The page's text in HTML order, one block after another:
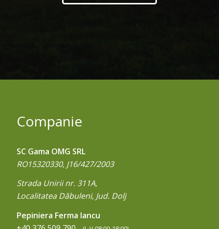
Companie
SC Gama OMG SRL
RO15320330, J16/427/2003
Strada Unirii nr. 311A,
Localitatea Dăbuleni, Jud. Dolj
Pepiniera Ferma Iancu